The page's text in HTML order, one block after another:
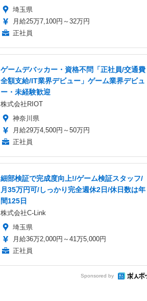
埼玉県
月給25万7,100円～32万円
正社員
ゲームデバッカー・資格不問「正社員/交通費
全額支給/IT業界デビュー」ゲーム業界デビュ
ー・未経験歓迎
株式会社RIOT
神奈川県
月給29万4,500円～50万円
正社員
細部検証で完成度向上!/ゲーム検証スタッフ/
月35万円可/しっかり完全週休2日/休日数は年
間125日
株式会社C-Link
埼玉県
月給36万2,000円～41万5,000円
正社員
Sponsored by